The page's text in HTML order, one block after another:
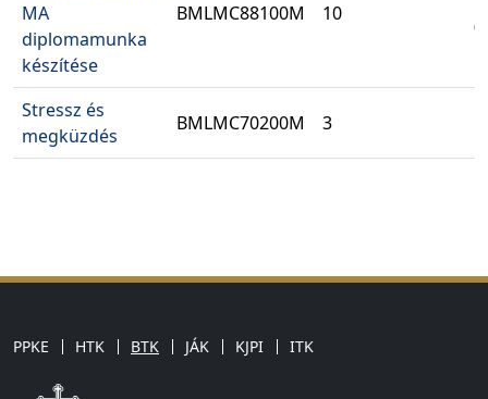
MA
diplomamunka
készítése
BMLMC88100M 10
Stressz és
megküzdés
BMLMC70200M 3
PPKE HTK BTK JÁK KJPI ITK